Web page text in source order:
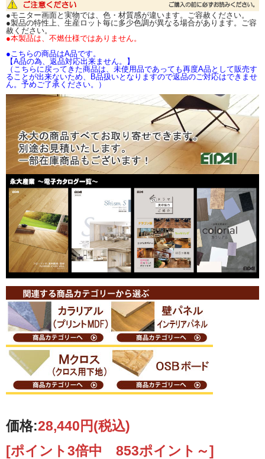
連絡致します。
カラリアル（石目柄）
サイズ NX4101 NX1102
3×920×2700mm（2
枚入）
3×1225×2135mm（2
枚入）
サイズ
NX3108
NX3110
3×920×2700mm（2
枚入）
3×1225×2135mm（2
枚入）
サイズ
NX3111 NX3112 NX3113 NX2114
NX3115
3×920×2700mm（2
枚入）
3×1225×2135mm（2
枚入）
サイズ
NX1116 NX2117 NX1118 NX3119
NX1120
3×920×2700mm（2
枚入）
3×1225×2135mm（2
枚入）
お取り寄せ品の為、メーカー確認後、発送日をご
連絡致します。
【カット注文について】
実際に必要な寸法をお知らせ頂ければ、こちらでノコ目を計算してカットいたし
ます。
ご希望寸法が原板より取れずカットできない際は、ご連絡いたします。
●モニター画面と実物では、色・材質感が違います。ご容赦ください。
●製品の特性上、生産ロット毎に多少色調が異なる場合があります。ご容
赦ください。
●本製品は、不燃仕様ではありません。
●こちらの商品はA品です。
【A品の為、返品対応出来ません。】
（こちらに戻ってきた商品は、未使用品であっても再度A品として販売す
ることが出来ないため、B品扱いとなりますので返品のご対応はできませ
ん。予めご了承ください。）
価格:28,440円(税込)
[ポイント3倍中 853ポイント～]